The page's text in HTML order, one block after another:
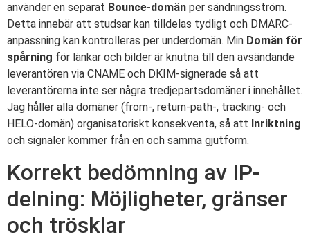
använder en separat Bounce-domän per sändningsström.
Detta innebär att studsar kan tilldelas tydligt och DMARC-
anpassning kan kontrolleras per underdomän. Min Domän för
spårning för länkar och bilder är knutna till den avsändande
leverantören via CNAME och DKIM-signerade så att
leverantörerna inte ser några tredjepartsdomäner i innehållet.
Jag håller alla domäner (from-, return-path-, tracking- och
HELO-domän) organisatoriskt konsekventa, så att Inriktning
och signaler kommer från en och samma gjutform.
Korrekt bedömning av IP-
delning: Möjligheter, gränser
och trösklar